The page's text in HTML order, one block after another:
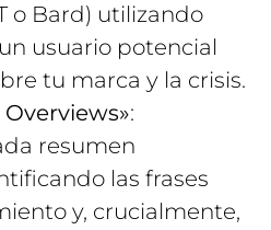
o Bard) utilizando
usuario potencial
tu marca y la crisis.
Overviews»:
resumen
las frases
y, crucialmente,